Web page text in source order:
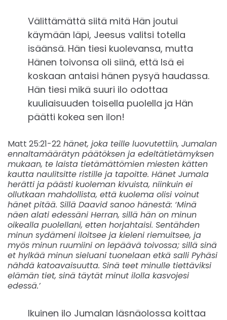
Välittämättä siitä mitä Hän joutui
käymään läpi, Jeesus valitsi totella
isäänsä. Hän tiesi kuolevansa, mutta
Hänen toivonsa oli siinä, että Isä ei
koskaan antaisi hänen pysyä haudassa.
Hän tiesi mikä suuri ilo odottaa
kuuliaisuuden toisella puolella ja Hän
päätti kokea sen ilon!
Matt 25:21-22 hänet, joka teille luovutettiin, Jumalan
ennaltamäärätyn päätöksen ja edeltätietämyksen
mukaan, te laista tietämättömien miesten kätten
kautta naulitsitte ristille ja tapoitte. Hänet Jumala
herätti ja päästi kuoleman kivuista, niinkuin ei
ollutkaan mahdollista, että kuolema olisi voinut
hänet pitää. Sillä Daavid sanoo hänestä: ‘Minä
näen alati edessäni Herran, sillä hän on minun
oikealla puolellani, etten horjahtaisi. Sentähden
minun sydämeni iloitsee ja kieleni riemuitsee, ja
myös minun ruumiini on lepäävä toivossa; sillä sinä
et hylkää minun sieluani tuonelaan etkä salli Pyhäsi
nähdä katoavaisuutta. Sinä teet minulle tiettäviksi
elämän tiet, sinä täytät minut ilolla kasvojesi
edessä.’
Ikuinen ilo Jumalan läsnäolossa koittaa